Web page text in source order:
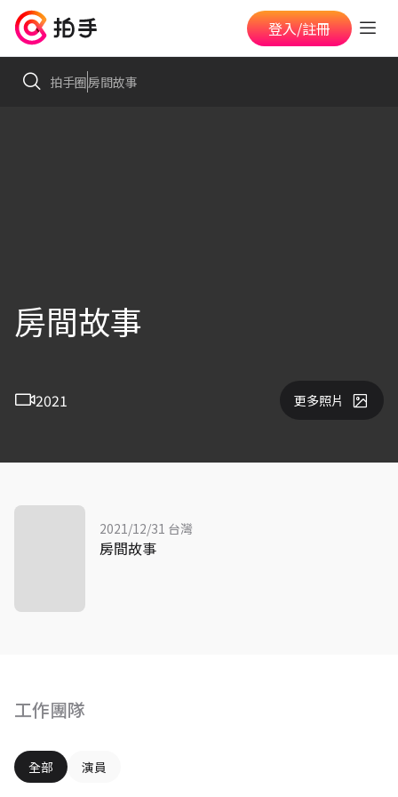
登入/註冊
拍手圈房間故事
房間故事
2021 更多照片
工作團隊
全部 演員
2021/12/31 台灣
房間故事